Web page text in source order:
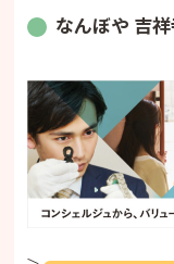
なんぼや 吉